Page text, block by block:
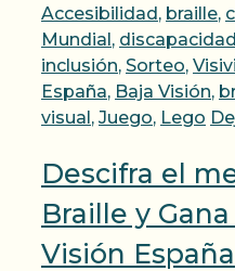
Categorías
Accesibilidad, braille,
Mundial,
inclusión, Sorteo,
España, Baja Visión,
visual, Juego, Lego
Descifra el
Braille y
Visión España